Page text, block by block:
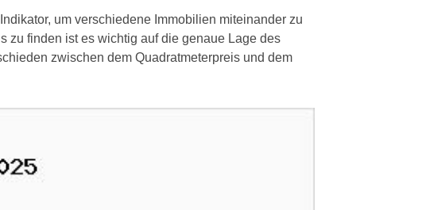
um verschiedene Immobilien miteinander zu
zu finden ist es wichtig auf die genaue Lage des
zwischen dem Quadratmeterpreis und dem